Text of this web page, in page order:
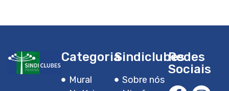
Categoria
Mural
Sindiclubes
Sobre nós
Redes
Sociais